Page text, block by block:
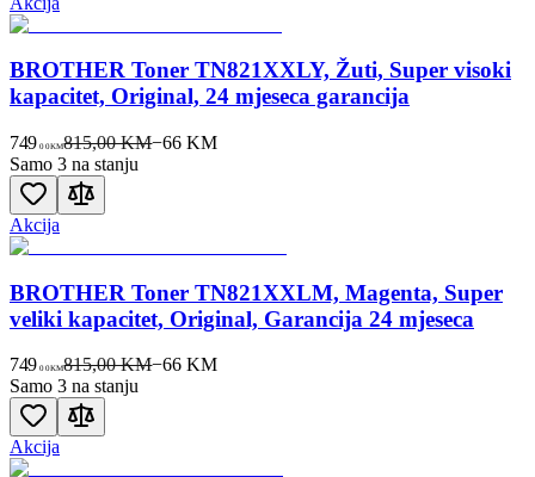
BROTHER Toner TN821XXLY, Žuti, Super visoki
kapacitet, Original, 24 mjeseca garancija
749 00KM815,00 KM−66 KM
Samo 3 na stanju
Akcija
BROTHER Toner TN821XXLM, Magenta, Super
veliki kapacitet, Original, Garancija 24 mjeseca
749 00KM815,00 KM−66 KM
Samo 3 na stanju
Akcija